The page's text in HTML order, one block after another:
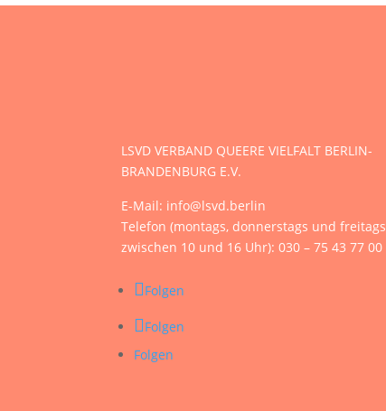
LSVD VERBAND QUEERE VIELFALT BERLIN-
BRANDENBURG E.V.
E-Mail: info@lsvd.berlin
Telefon (montags, donnerstags und freitags
zwischen 10 und 16 Uhr): 030 – 75 43 77 00
Folgen
Folgen
Folgen